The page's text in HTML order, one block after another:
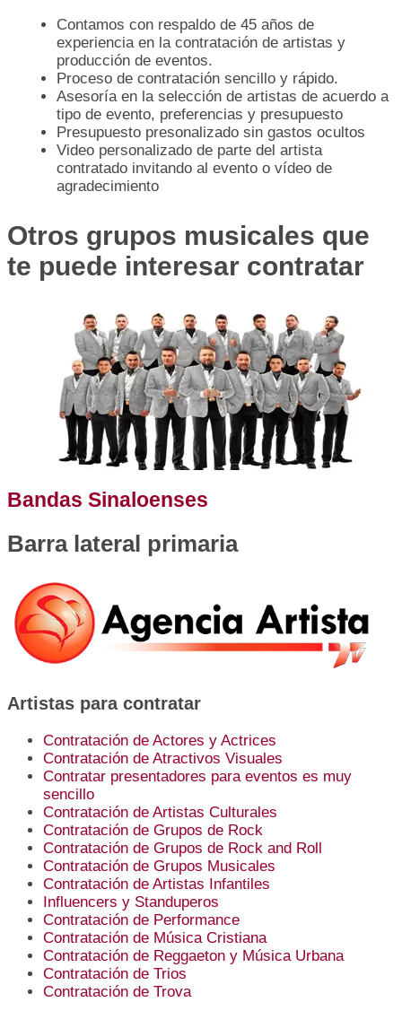
Contamos con respaldo de 45 años de
experiencia en la contratación de artistas y
producción de eventos.
Proceso de contratación sencillo y rápido.
Asesoría en la selección de artistas de acuerdo a
tipo de evento, preferencias y presupuesto
Presupuesto presonalizado sin gastos ocultos
Video personalizado de parte del artista
contratado invitando al evento o vídeo de
agradecimiento
Otros grupos musicales que
te puede interesar contratar
Bandas Sinaloenses
Barra lateral primaria
Artistas para contratar
Contratación de Actores y Actrices
Contratación de Atractivos Visuales
Contratar presentadores para eventos es muy
sencillo
Contratación de Artistas Culturales
Contratación de Grupos de Rock
Contratación de Grupos de Rock and Roll
Contratación de Grupos Musicales
Contratación de Artistas Infantiles
Influencers y Standuperos
Contratación de Performance
Contratación de Música Cristiana
Contratación de Reggaeton y Música Urbana
Contratación de Trios
Contratación de Trova